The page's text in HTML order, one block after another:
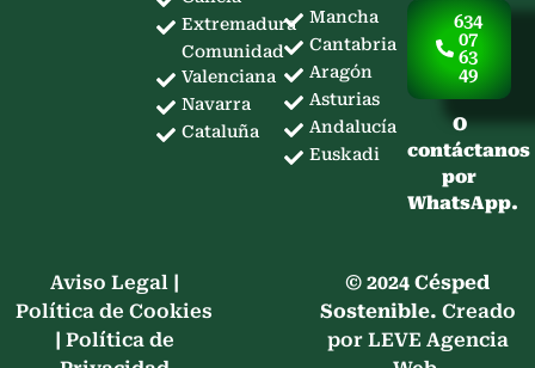
Extremadura
Comunidad
Valenciana
Navarra
Cataluña
Mancha
Cantabria
Aragón
Asturias
Andalucía
Euskadi
634
07
63
49
O
contáctanos
por
WhatsApp.
Aviso Legal |
Política de Cookies
| Política de
© 2024 Césped
Sostenible. Creado
por LEVE Agencia